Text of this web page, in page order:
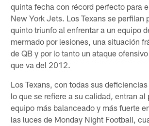
quinta fecha con récord perfecto para
New York Jets. Los Texans se perfilan
quinto triunfo al enfrentar a un equipo
mermado por lesiones, una situación
de QB y por lo tanto un ataque
que va del 2012.
Los Texans, con todas sus
lo que se refiere a su calidad, entran al
equipo más balanceado y más fuerte
las luces de Monday Night Football,